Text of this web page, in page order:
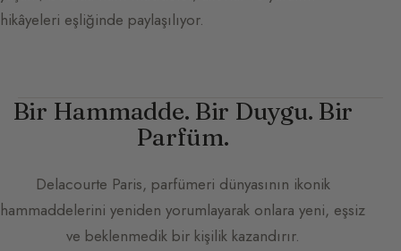
hikâyeleri eşliğinde paylaşılıyor.
Bir Hammadde. Bir Duygu. Bir
Parfüm.
Delacourte Paris, parfümeri dünyasının ikonik
hammaddelerini yeniden yorumlayarak onlara yeni, eşsiz
ve beklenmedik bir kişilik kazandırır.